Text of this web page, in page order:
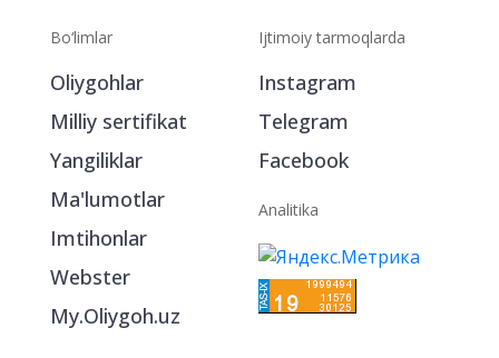
Bo‘limlar
Oliygohlar
Milliy sertifikat
Yangiliklar
Ma'lumotlar
Imtihonlar
Webster
My.Oliygoh.uz
Ijtimoiy tarmoqlarda
Instagram
Telegram
Facebook
Analitika